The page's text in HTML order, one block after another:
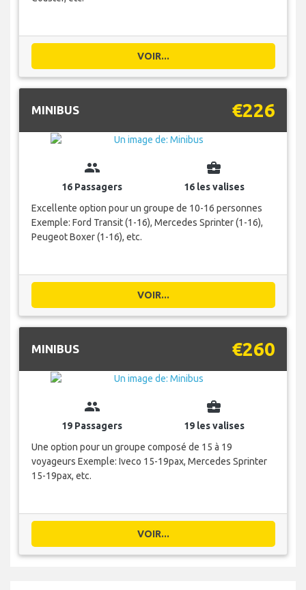
VOIR...
MINIBUS €226
group
16 Passagers
business_center
16 les valises
Excellente option pour un groupe de 10-16 personnes
Exemple: Ford Transit (1-16), Mercedes Sprinter (1-16),
Peugeot Boxer (1-16), etc.
VOIR...
MINIBUS €260
group
19 Passagers
business_center
19 les valises
Une option pour un groupe composé de 15 à 19
voyageurs Exemple: Iveco 15-19pax, Mercedes Sprinter
15-19pax, etc.
VOIR...